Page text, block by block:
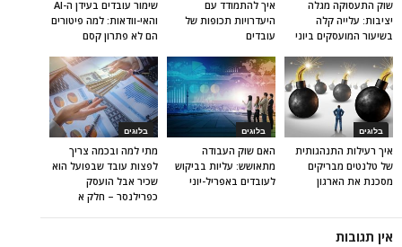
שימור עובדים בעידן ה-AI
והאי-וודאות: למה פיטורים
הם לא פתרון קסם
איך להתמודד עם
היעדרויות תכופות של
עובדים
שוק התעסוקה מגלה
יציבות: עלייה קלה
בשיעור המועסקים ביוני
בלוגים
מתי למה ובכמה צריך
לפצות עובד שבפועל הוא
שכיר אבל הועסק
כפרילנסר – חלק א
בלוגים
האם שוק העבודה
מתאושש: עליות בביקוש
לעובדים באפריל-יוני
בלוגים
איך רעילות התנהגותית
של טלנטים מבריקים
מסכנת את הארגון
אין תגובות